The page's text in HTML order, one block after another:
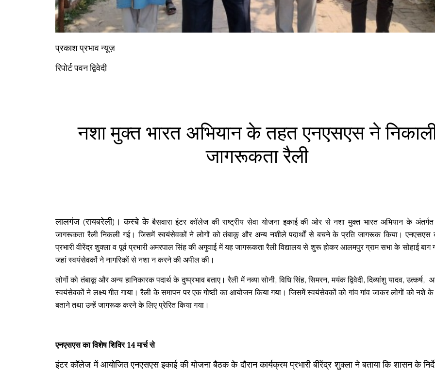
प्रकाश प्रभाव न्यूज़
रिपोर्ट पवन द्विवेदी
नशा मुक्त भारत अभियान के तहत एनएसएस ने
जागरूकता रैली
लालगंज (रायबरेली)। कस्बे केबैसवारा इंटर कॉलेज की राष्ट्रीय सेवा योजना इकाई की ओर से नशा मुक्त भारत अभियान के
जागरूकता रैली निकली गई। जिसमें स्वयंसेवकों ने लोगों को तंबाकू और अन्य नशीले पदार्थों से बचने के प्रति जागरूक किया। एनएसएस
प्रभारी वीरेंद्र शुक्ला व पूर्व प्रभारी अमरपाल सिंह की अगुवाई में यह जागरूकता रैली विद्यालय से शुरू होकर आलमपुर ग्राम सभा के सोहाई बाग
जहां स्वयंसेवकों ने नागरिकों से नशा न करने की अपील की।
लोगों को तंबाकू और अन्य हानिकारक पदार्थ के दुष्प्रभाव बताए। रैली में नव्या सोनी, विधि सिंह, सिमरन, मयंक द्विवेदी, दिव्यांशु यादव,
स्वयंसेवकों ने लक्ष्य गीत गाया। रैली के समापन पर एक गोष्ठी का आयोजन किया गया। जिसमें स्वयंसेवकों को गांव गांव जाकर लोगों को नशे के
बताने तथा उन्हें जागरूक करने के लिए प्रेरित किया गया।
एनएसएस का विशेष शिविर 14 मार्च से
इंटर कॉलेज में आयोजित एनएसएस इकाई की योजना बैठक के दौरान कार्यक्रम प्रभारी बीरेंद्र शुक्ला ने बताया कि शासन के